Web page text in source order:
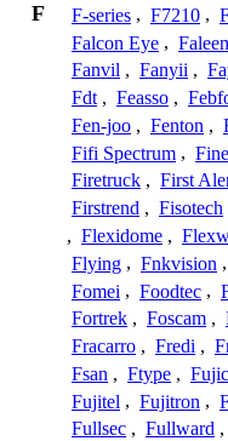
F F-series , F7210 ,
Falcon Eye ,
Fanvil , Fanyii ,
Fdt , Feasso ,
Fen-joo , Fenton ,
Fifi Spectrum , Fine
Firetruck , First
Firstrend , Fisotech
, Flexidome ,
Flying , Fnkvision ,
Fomei , Foodtec ,
Fortrek , Foscam ,
Fracarro , Fredi ,
Fsan , Ftype ,
Fujitel , Fujitron ,
Fullsec , Fullward ,